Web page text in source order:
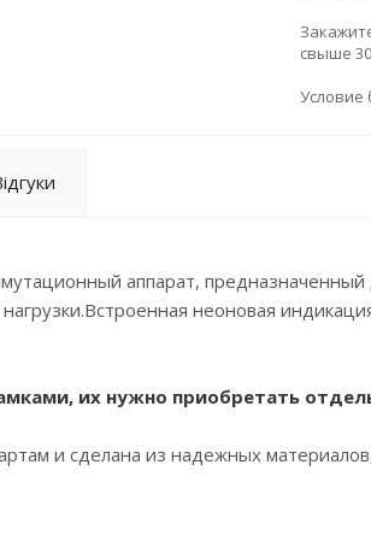
свыше
Условие
аппарат,
неоновая
их нужно приобретать
и сделана из надежных